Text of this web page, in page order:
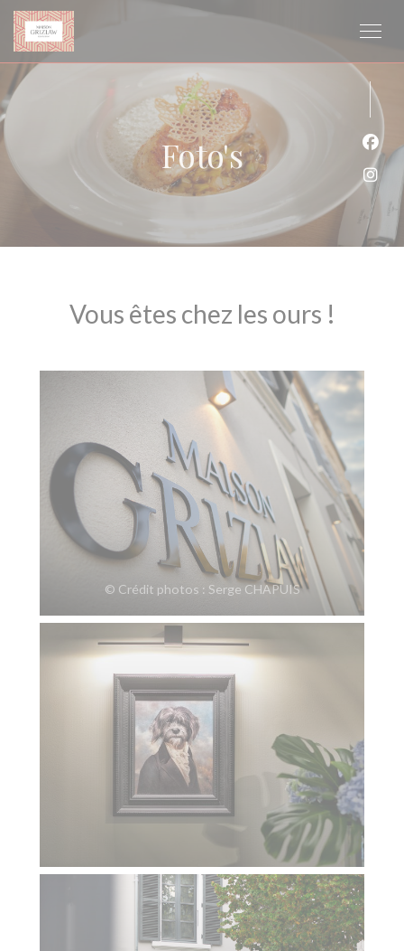
Cookies beheer paneel
Foto's
Vous êtes chez les ours !
© Crédit photos : Serge CHAPUIS